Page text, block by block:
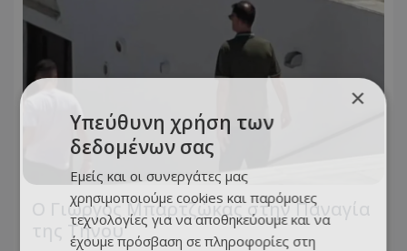
Ο Γιώργος Μπαρτζώκας στην Παναγία
της Τήνου
×
Υπεύθυνη χρήση των
δεδομένων σας
Εμείς και οι συνεργάτες μας
χρησιμοποιούμε cookies και παρόμοιες
τεχνολογίες για να αποθηκεύουμε και να
έχουμε πρόσβαση σε πληροφορίες στη